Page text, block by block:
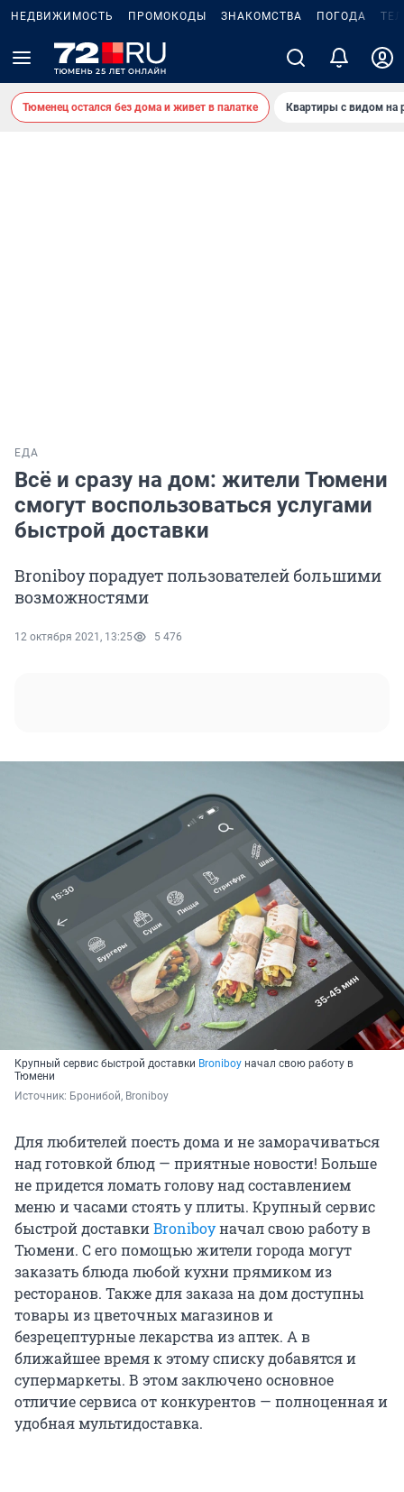
НЕДВИЖИМОСТЬ ПРОМОКОДЫ ЗНАКОМСТВА ПОГОДА
Тюменец остался без дома и живет в палатке Квартиры с видом на
ЕДА
Всё и сразу на дом: жители Тюмени
смогут воспользоваться услугами
быстрой доставки
Broniboy порадует пользователей большими
возможностями
12 октября 2021, 13:25 5 476
Крупный сервис быстрой доставки Broniboy начал свою работу в
Тюмени
Источник: Бронибой, Broniboy
Для любителей поесть дома и не заморачиваться
над готовкой блюд — приятные новости! Больше
не придется ломать голову над составлением
меню и часами стоять у плиты. Крупный сервис
быстрой доставкиBroniboyначал свою работу в
Тюмени. С его помощью жители города могут
заказать блюда любой кухни прямиком из
ресторанов. Также для заказа на дом доступны
товары из цветочных магазинов и
безрецептурные лекарства из аптек. А в
ближайшее время к этому списку добавятся и
супермаркеты. В этом заключено основное
отличие сервиса от конкурентов — полноценная и
удобная мультидоставка.